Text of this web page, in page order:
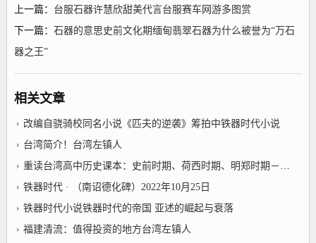
上一篇： 台服石器许慧欣甜美代言台服赛车网游多图赏
下一篇： 石器的意思史前文化期缅甸翡翠石器为什么被誉为“万石
器之王”
相关文章
改编自骁骑校同名小说《匹夫的逆袭》筹拍中铁器时代小说
台湾简介！台湾左镇人
重读台湾高中历史课本：史前时期、荷西时期、明郑时期－事件年表2022年10月25日台湾左镇人
铁器时代 · （南诏德化碑）2022年10月25日
铁器时代小说铁器时代的帝国 亚述的崛起与衰落
福建清流：值得投资的地方台湾左镇人